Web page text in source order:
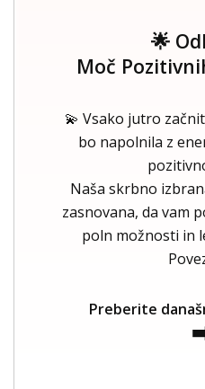
🌟
Moč
💫 Vsako jutro
bo napolnila z
Naša skrbno
zasnovana, da vam
poln možnosti in
Preberite